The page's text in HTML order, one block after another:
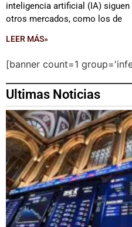
inteligencia artificial (IA)
otros mercados, como los de
LEER MÁS»
[banner count=1
Ultimas Noticias